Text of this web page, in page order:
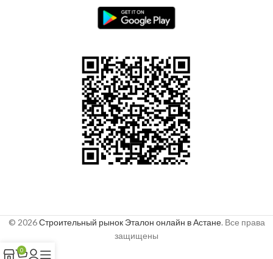
© 2026Строительный рынок Эталон онлайн в Астане. Все права
защищены
0